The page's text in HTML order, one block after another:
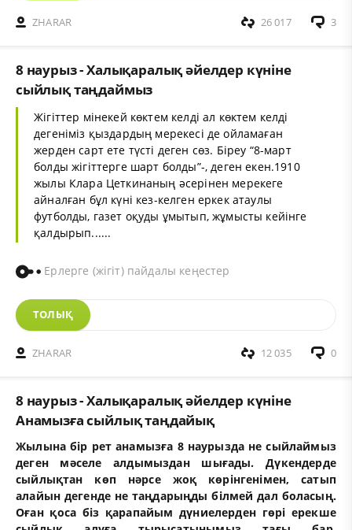
ZHARAR 3
26 017
8 наурыз - Халықаралық әйелдер күніне
сыйлық таңдаймыз
Жігіттер мінекей көктем келді ал көктем келді
дегеніміз қыздардың мерекесі де ойламаған
жерден сарт ете түсті деген сөз. Біреу “8-март
болды жігіттерге шарт болды”-, деген екен.1910
жылы Клара Цеткинаның әсерінен мерекеге
айналған бұл күні кез-келген еркек атаулы
футболды, газет оқуды ұмытып, жұмысты кейінге
қалдырып......
Ерлерге (жігіт) пайдалы кеңестер
ТОЛЫҚ
ZHARAR 0
12 035
8 наурыз - Халықаралық әйелдер күніне
Анамызға сыйлық таңдайық
Жылына бір рет анамызға 8 наурызда не сыйлаймыз
деген мәселе алдымыздан шығады. Дүкендерде
сыйлықтан көп нәрсе жоқ көрінгенімен, сатып
алайын дегенде не таңдарыңды білмей дал боласың.
Оған қоса біз қарапайым дүниелерден гөрі ерекше